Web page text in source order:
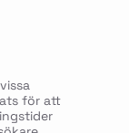
för att